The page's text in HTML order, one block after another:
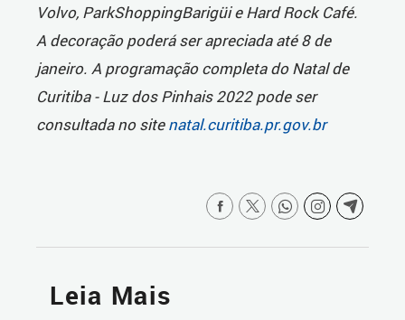
Volvo, ParkShoppingBarigüi e Hard Rock Café.
A decoração poderá ser apreciada até 8 de
janeiro. A programação completa do Natal de
Curitiba - Luz dos Pinhais 2022 pode ser
consultada no sitenatal.curitiba.pr.gov.br
Leia Mais